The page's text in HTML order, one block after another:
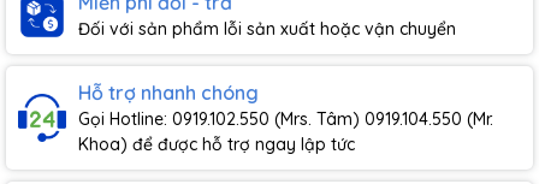
Đối với sản phẩm lỗi sản xuất hoặc vận chuyển
Hỗ trợ nhanh chóng
Gọi Hotline: 0919.102.550 (Mrs. Tâm) 0919.104.550 (Mr.
Khoa) để được hỗ trợ ngay lập tức